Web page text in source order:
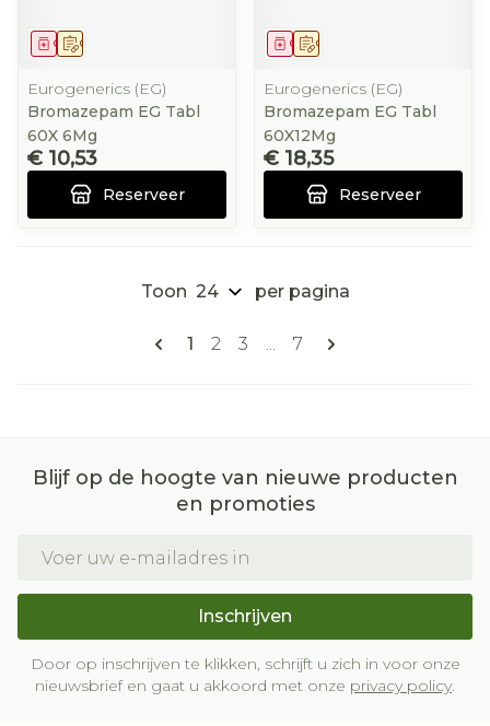
Op voorschrift
Geneesmiddel
Eurogenerics (EG)
Bromazepam EG Tabl
60X 6Mg
€ 10,53
Reserveer
Op voorschrift
Geneesmiddel
Eurogenerics (EG)
Bromazepam EG Tabl
60X12Mg
€ 18,35
Reserveer
Pagina's
U lees momenteel pagina
1 Pagina
2 Pagina
3 ... Pagina
7
Toon per pagina
Blijf op de hoogte van nieuwe producten
en promoties
Inschrijven
Door op inschrijven te klikken, schrijft u zich in voor onze
nieuwsbrief en gaat u akkoord met onze privacy policy.